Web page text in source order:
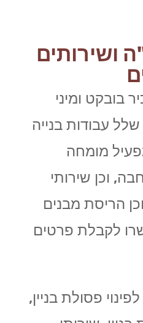
ושירותים
בובקט ומיני
עבודות בנייה
מומחה
וכן שירותי
הריסת מבנים
לקבלת פרטים
פסולת בניין,